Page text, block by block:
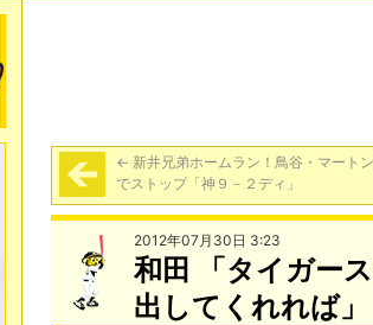
← 新井兄弟ホームラン！鳥谷・マート
でストップ「神９－２ディ」
2012年07月30日 3:23
和田 「タイガー
出してくれれば」